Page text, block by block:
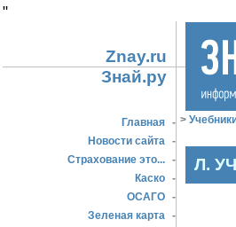
"
Znay.ru
Знай.ру
Главная -
Новости сайта -
Страхование это... -
Каско -
ОСАГО -
Зеленая карта -
>
Л.